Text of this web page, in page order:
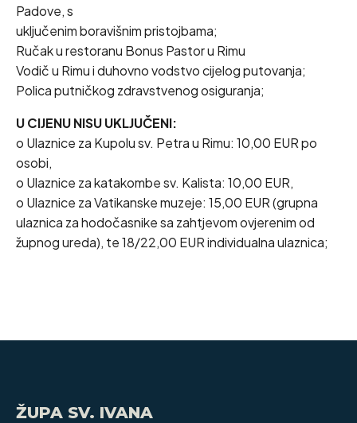
Padove, s
uključenim boravišnim pristojbama;
Ručak u restoranu Bonus Pastor u Rimu
Vodič u Rimu i duhovno vodstvo cijelog putovanja;
Polica putničkog zdravstvenog osiguranja;
U CIJENU NISU UKLJUČENI:
o Ulaznice za Kupolu sv. Petra u Rimu: 10,00 EUR po
osobi,
o Ulaznice za katakombe sv. Kalista: 10,00 EUR,
o Ulaznice za Vatikanske muzeje: 15,00 EUR (grupna
ulaznica za hodočasnike sa zahtjevom ovjerenim od
župnog ureda), te 18/22,00 EUR individualna ulaznica;
ŽUPA SV. IVANA